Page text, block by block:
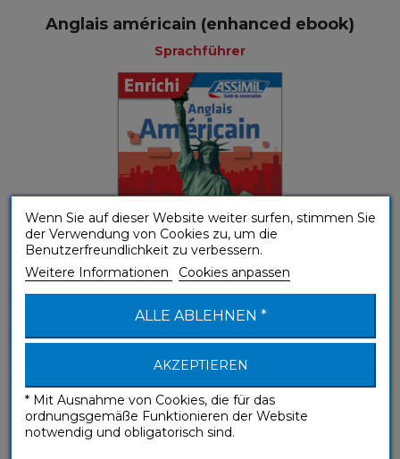
Anglais américain (enhanced ebook)
Sprachführer
Anglais Américain (ebook)
Sprachführer
Wenn Sie auf dieser Website weiter surfen, stimmen Sie
der Verwendung von Cookies zu, um die
Benutzerfreundlichkeit zu verbessern.
Weitere Informationen
Cookies anpassen
ALLE ABLEHNEN *
AKZEPTIEREN
* Mit Ausnahme von Cookies, die für das
ordnungsgemäße Funktionieren der Website
notwendig und obligatorisch sind.